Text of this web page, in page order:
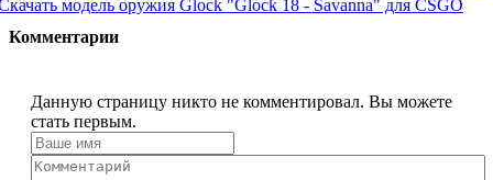
модель оружия Glock "Glock 18 - Savanna" для CSGO
Комментарии
Данную страницу никто не комментировал. Вы можете
стать первым.